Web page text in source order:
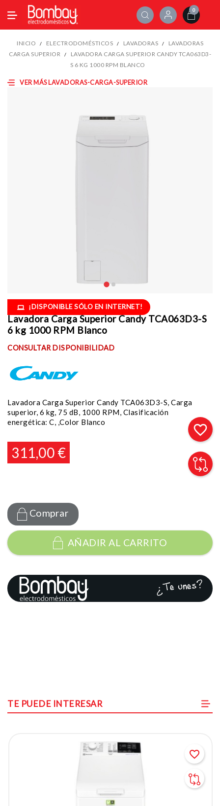
0
INICIO ELECTRODOMÉSTICOS LAVADORAS
LAVADORAS
CARGA SUPERIOR
LAVADORA CARGA SUPERIOR CANDY TCA063D3-
S 6 KG 1000 RPM BLANCO
VER MÁS LAVADORAS-CARGA-SUPERIOR
¡DISPONIBLE SÓLO EN INTERNET!
Lavadora Carga Superior Candy TCA063D3-S
6 kg 1000 RPM Blanco
CONSULTAR DISPONIBILIDAD
Lavadora Carga Superior Candy TCA063D3-S, Carga
superior, 6 kg, 75 dB, 1000 RPM, Clasificación
energética: C, ,Color Blanco
311,00 €
Comprar
AÑADIR AL CARRITO
favorite_border
¿Te unes?
TE PUEDE INTERESAR
favorite_border